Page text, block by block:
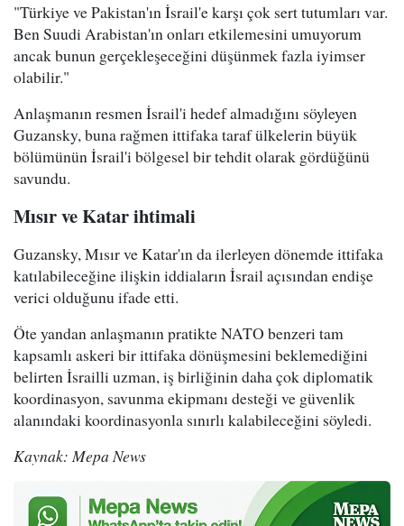
"Türkiye ve Pakistan'ın İsrail'e karşı çok sert tutumları var.
Ben Suudi Arabistan'ın onları etkilemesini umuyorum
ancak bunun gerçekleşeceğini düşünmek fazla iyimser
olabilir."
Anlaşmanın resmen İsrail'i hedef almadığını söyleyen
Guzansky, buna rağmen ittifaka taraf ülkelerin büyük
bölümünün İsrail'i bölgesel bir tehdit olarak gördüğünü
savundu.
Mısır ve Katar ihtimali
Guzansky, Mısır ve Katar'ın da ilerleyen dönemde ittifaka
katılabileceğine ilişkin iddiaların İsrail açısından endişe
verici olduğunu ifade etti.
Öte yandan anlaşmanın pratikte NATO benzeri tam
kapsamlı askeri bir ittifaka dönüşmesini beklemediğini
belirten İsrailli uzman, iş birliğinin daha çok diplomatik
koordinasyon, savunma ekipmanı desteği ve güvenlik
alanındaki koordinasyonla sınırlı kalabileceğini söyledi.
Kaynak: Mepa News